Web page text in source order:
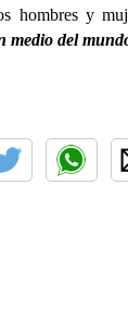
hombres y
medio del